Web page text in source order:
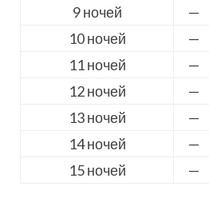
9 ночей
—
10 ночей
—
11 ночей
—
12 ночей
—
13 ночей
—
14 ночей
—
15 ночей
—